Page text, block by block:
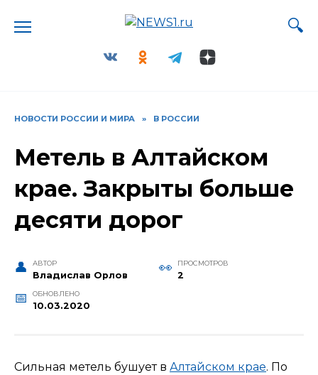
НОВОСТИ РОССИИ И МИРА » В РОССИИ
Метель в Алтайском
крае. Закрыты больше
десяти дорог
АВТОР
Владислав Орлов
ПРОСМОТРОВ
2
ОБНОВЛЕНО
10.03.2020
Сильная метель бушует в Алтайском крае. По